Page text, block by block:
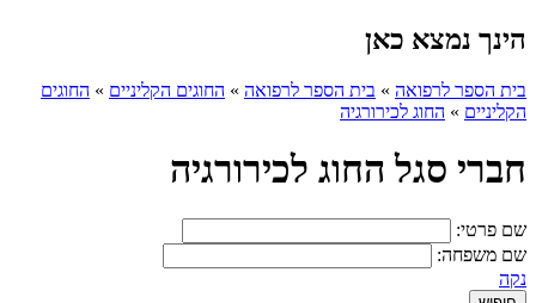
הינך נמצא כאן
בית הספר לרפואה » בית הספר לרפואה » החוגים הקליניים » החוגים
הקליניים » החוג לכירורגיה
חברי סגל החוג לכירורגיה
שם פרטי:
שם משפחה:
נקה